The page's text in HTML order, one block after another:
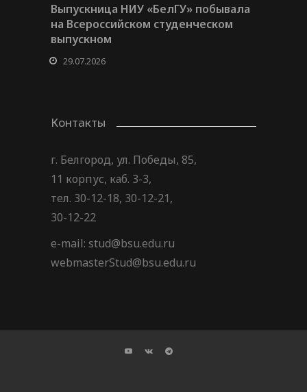
Выпускница НИУ «БелГУ» побывала
на Всероссийском студенческом
выпускном
29.07.2026
Контакты
г. Белгород, ул. Победы, 85,
11 корпус, каб. 3-3,
тел. 30-12-18, 30-12-21,
30-12-22
e-mail: stud@bsu.edu.ru
webmasterStud@bsu.edu.ru